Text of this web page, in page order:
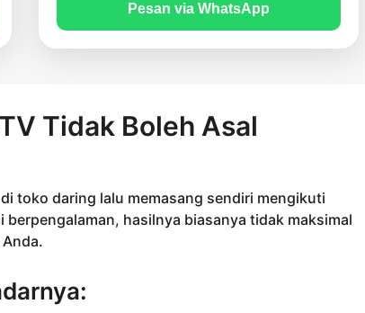
Pesan via WhatsApp
Tidak Boleh Asal
toko daring lalu memasang sendiri mengikuti
hasilnya biasanya tidak maksimal